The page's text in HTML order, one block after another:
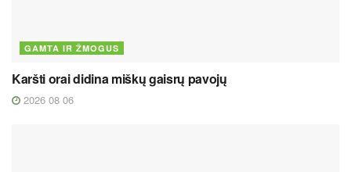
GAMTA IR ŽMOGUS
Karšti orai didina miškų gaisrų pavojų
2026 08 06